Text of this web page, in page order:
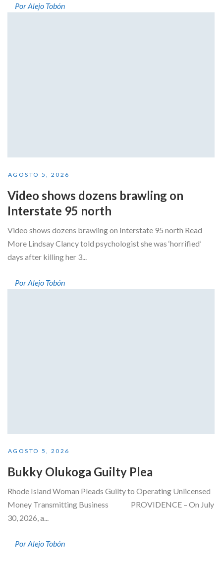
Por Alejo Tobón
AGOSTO 5, 2026
Video shows dozens brawling on
Interstate 95 north
Video shows dozens brawling on Interstate 95 north Read
More Lindsay Clancy told psychologist she was ‘horrified’
days after killing her 3...
Por Alejo Tobón
AGOSTO 5, 2026
Bukky Olukoga Guilty Plea
Rhode Island Woman Pleads Guilty to Operating Unlicensed
Money Transmitting Business PROVIDENCE – On July
30, 2026, a...
Por Alejo Tobón